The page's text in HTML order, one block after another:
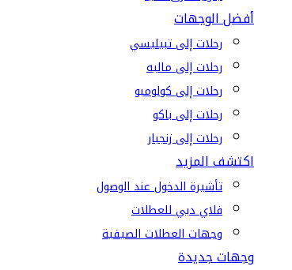
أفضل الوجهات
رحلات إلى تبيليسي
رحلات إلى ماليه
رحلات إلى كولومبو
رحلات إلى باكو
رحلات إلى زنجبار
اكتشف المزيد
تأشيرة الدخول عند الوصول
فلاي دبي للعطلات
وجهات العطلات الصيفية
وجهات جديدة